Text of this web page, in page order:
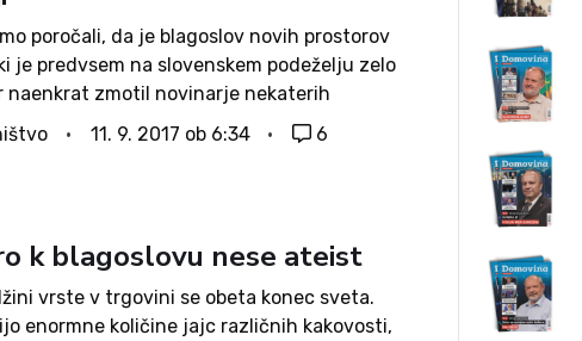
poročali, da je blagoslov novih prostorov
je predvsem na slovenskem podeželju zelo
naenkrat zmotil novinarje nekaterih
ki so začeli vršiti pritisk na državne
glede tega ustrezno ukrepajo. Pritisk...
11. 9. 2017 ob 6:34 6
k blagoslovu nese ateist
vrste v trgovini se obeta konec sveta.
enormne količine jajc različnih kakovosti,